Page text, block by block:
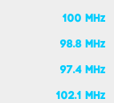
100 MHz
98.8 MHz
97.4 MHz
102.1 MHz